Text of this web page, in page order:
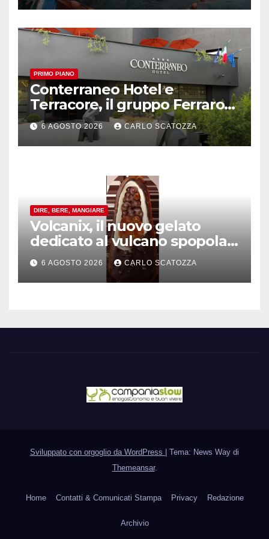
PRIMO PIANO
Conterraneo Hotel e
Terracore, il gruppo Ferraro
amplia l’ ospitalità e il gusto
alle porte di Caserta
6 AGOSTO 2026 CARLO SCATOZZA
DIRE, BERE, MANGIARE
Volcanix, il nuovo gelato
dedicato al vulcano spopola,
è nato a Caivano
6 AGOSTO 2026 CARLO SCATOZZA
Sviluppato con orgoglio da WordPress
Tema: News Way di
Themeansar.
Home Contatti & Comunicati Stampa Privacy Redazione
Archivio